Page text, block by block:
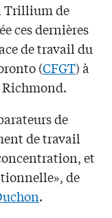
Trillium de
ces dernières
de travail du
(CFGT) à
Richmond.
de
de travail
et
de
.